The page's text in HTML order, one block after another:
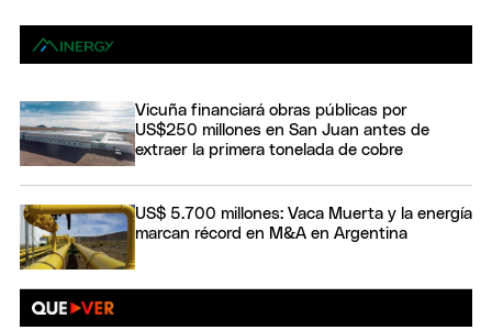
Vicuña financiará obras públicas por
US$250 millones en San Juan antes de
extraer la primera tonelada de cobre
US$ 5.700 millones: Vaca Muerta y la energía
marcan récord en M&A en Argentina